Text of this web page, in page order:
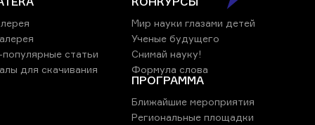
статьи
для скачивания
Мир науки глазами детей
Ученые будущего
Снимай науку!
Формула слова
ПРОГРАММА
Ближайшие мероприятия
Региональные площадки